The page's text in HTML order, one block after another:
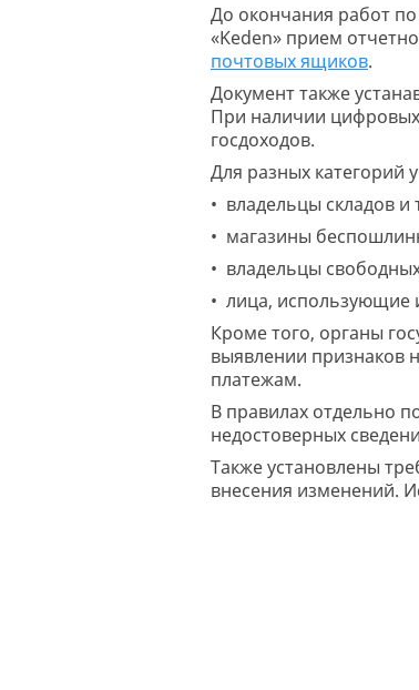
До окончания работ
«Keden» прием
почтовых ящиков.
Документ также
При наличии цифровых
госдоходов.
Для разных категорий
• владельцы складов
• магазины
• владельцы
• лица, использующие
Кроме того, органы
выявлении признаков
платежам.
В правилах отдельно
недостоверных
Также установлены
внесения изменений.